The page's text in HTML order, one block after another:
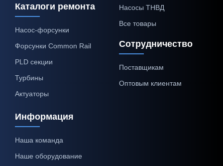
Каталоги ремонта
Насос-форсунки
Форсунки Common Rail
PLD секции
Турбины
Актуаторы
Насосы ТНВД
Все товары
Сотрудничество
Поставщикам
Оптовым клиентам
Информация
Наша команда
Наше оборудование